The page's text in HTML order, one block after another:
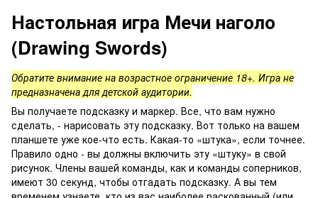
Настольная игра Мечи наголо
(Drawing Swords)
Обратите внимание на возрастное ограничение 18+. Игра не
предназначена для детской аудитории.
Вы получаете подсказку и маркер. Все, что вам нужно
сделать, - нарисовать эту подсказку. Вот только на вашем
планшете уже кое-что есть. Какая-то «штука», если точнее.
Правило одно - вы должны включить эту «штуку» в свой
рисунок. Члены вашей команды, как и команды соперников,
имеют 30 секунд, чтобы отгадать подсказку. А вы тем